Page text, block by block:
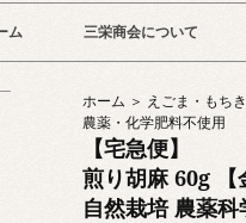
ム 三栄商会について
ホーム ＞ えごま・もち
農薬・化学肥料不使用
【宅急便】
煎り胡麻 60g
自然栽培 農薬